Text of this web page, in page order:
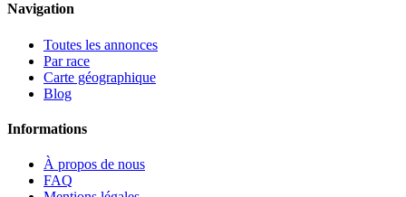
Navigation
Toutes les annonces
Par race
Carte géographique
Blog
Informations
À propos de nous
FAQ